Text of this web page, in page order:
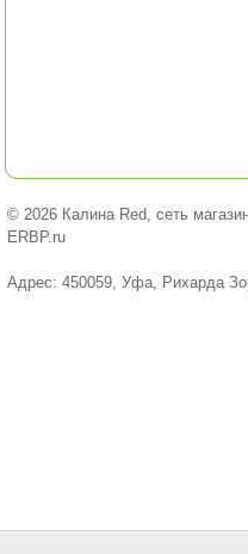
© 2026 Калина Red, сеть
ERBP.ru
Адрес: 450059, Уфа, Рихарда